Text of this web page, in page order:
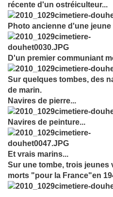
récente d'un ostréiculteur...
Photo ancienne d'une jeune
D'un premier communiant
Sur quelques tombes, des
de marin.
Navires de pierre...
Navires de peinture...
Et vrais marins...
Sur une tombe, trois jeunes
morts "pour la France"en